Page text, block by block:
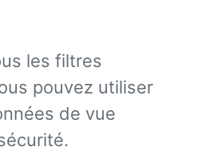
les filtres
pouvez utiliser
de vue